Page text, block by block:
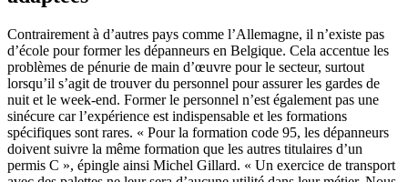
Contrairement à d’autres pays comme l’Allemagne, il n’existe pas
d’école pour former les dépanneurs en Belgique. Cela accentue les
problèmes de pénurie de main d’œuvre pour le secteur, surtout
lorsqu’il s’agit de trouver du personnel pour assurer les gardes de
nuit et le week-end. Former le personnel n’est également pas une
sinécure car l’expérience est indispensable et les formations
spécifiques sont rares. « Pour la formation code 95, les dépanneurs
doivent suivre la même formation que les autres titulaires d’un
permis C », épingle ainsi Michel Gillard. « Un exercice de transport